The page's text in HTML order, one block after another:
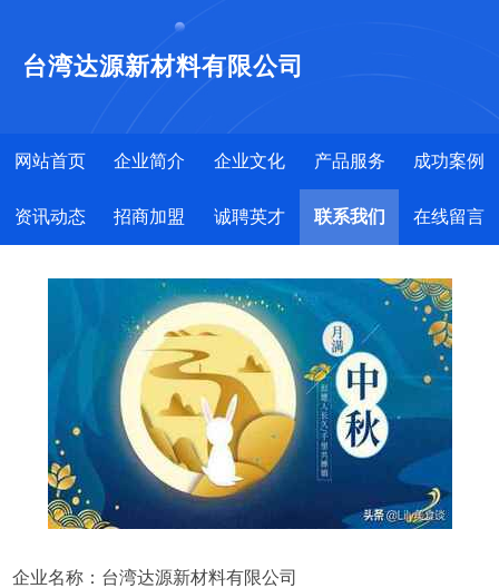
台湾达源新材料有限公司
网站首页 企业简介 企业文化 产品服务 成功案例
资讯动态 招商加盟 诚聘英才 联系我们 在线留言
企业名称：台湾达源新材料有限公司